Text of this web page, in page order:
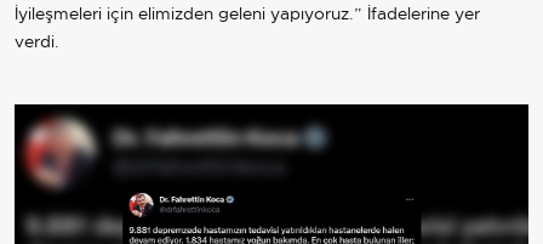
İyileşmeleri için elimizden geleni yapıyoruz.” İfadelerine yer
verdi.